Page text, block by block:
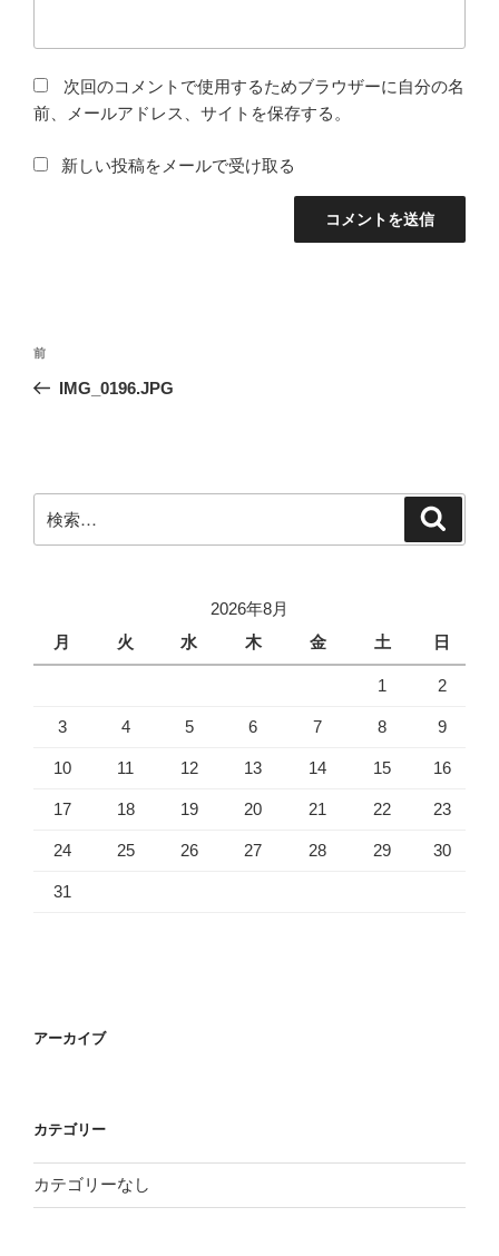
次回のコメントで使用するためブラウザーに自分の名
前、メールアドレス、サイトを保存する。
新しい投稿をメールで受け取る
投
ー
シ
前
の
前
IMG_0196.JPG
索:
2026年8月
月
火 水 木 金 土 日
1 2
3 4 5 6 7 8 9
10 11 12 13 14 15 16
17 18 19 20 21 22 23
24 25 26 27 28 29 30
31
アーカイブ
カテゴリー
カテゴリーなし